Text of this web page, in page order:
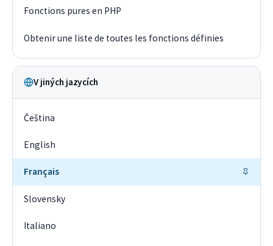
Fonctions pures en PHP
Obtenir une liste de toutes les fonctions définies
V jiných jazycích
Čeština
English
Français
Slovensky
Italiano